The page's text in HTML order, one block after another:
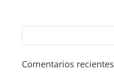
Comentarios recientes